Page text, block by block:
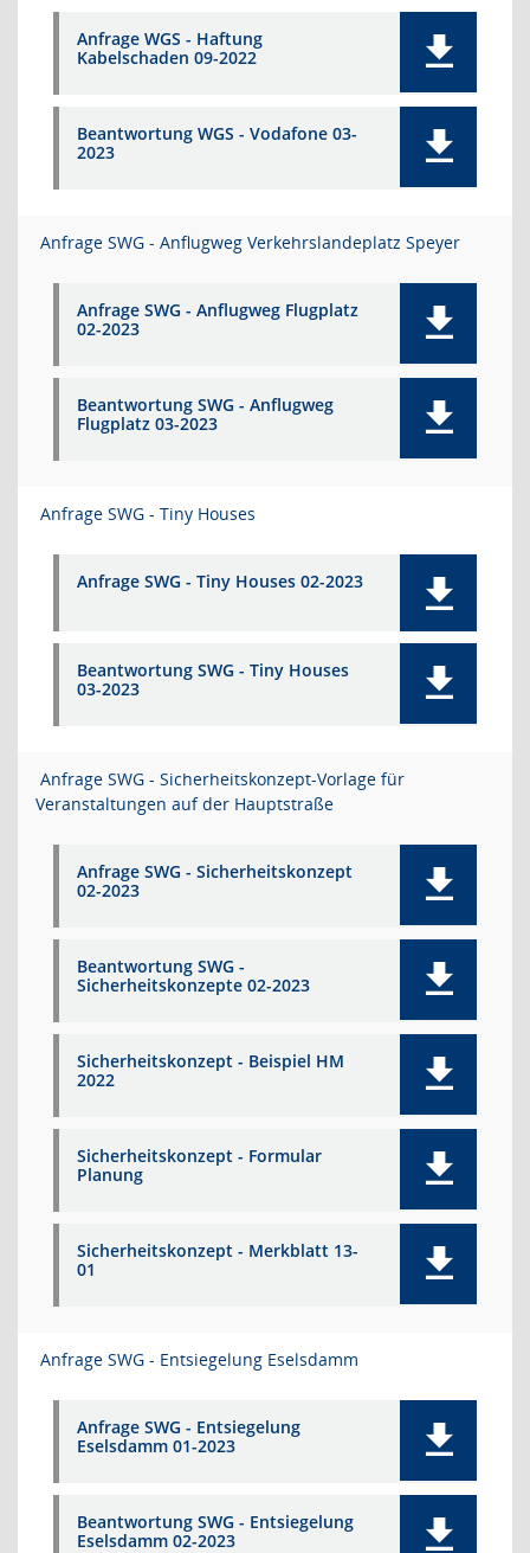
Anfrage WGS - Haftung
Kabelschaden 09-2022
Beantwortung WGS - Vodafone 03-
2023
Anfrage SWG - Anflugweg Verkehrslandeplatz Speyer
Anfrage SWG - Anflugweg Flugplatz
02-2023
Beantwortung SWG - Anflugweg
Flugplatz 03-2023
Anfrage SWG - Tiny Houses
Anfrage SWG - Tiny Houses 02-2023
Beantwortung SWG - Tiny Houses
03-2023
Anfrage SWG - Sicherheitskonzept-Vorlage für
Veranstaltungen auf der Hauptstraße
Anfrage SWG - Sicherheitskonzept
02-2023
Beantwortung SWG -
Sicherheitskonzepte 02-2023
Sicherheitskonzept - Beispiel HM
2022
Sicherheitskonzept - Formular
Planung
Sicherheitskonzept - Merkblatt 13-
01
Anfrage SWG - Entsiegelung Eselsdamm
Anfrage SWG - Entsiegelung
Eselsdamm 01-2023
Beantwortung SWG - Entsiegelung
Eselsdamm 02-2023